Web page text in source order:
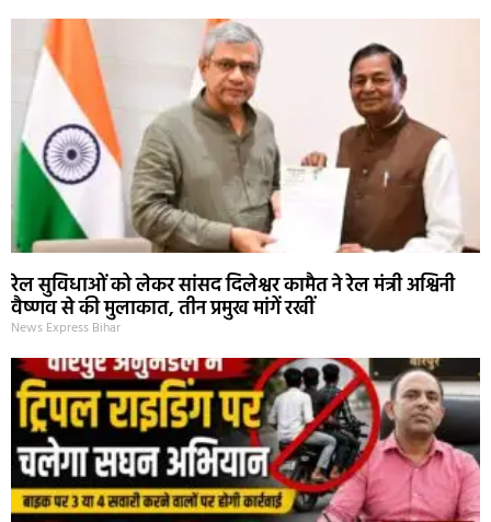
रेल सुविधाओं को लेकर सांसद दिलेश्वर कामैत ने रेल मंत्री अश्विनी
वैष्णव से की मुलाकात, तीन प्रमुख मांगें रखीं
News Express Bihar